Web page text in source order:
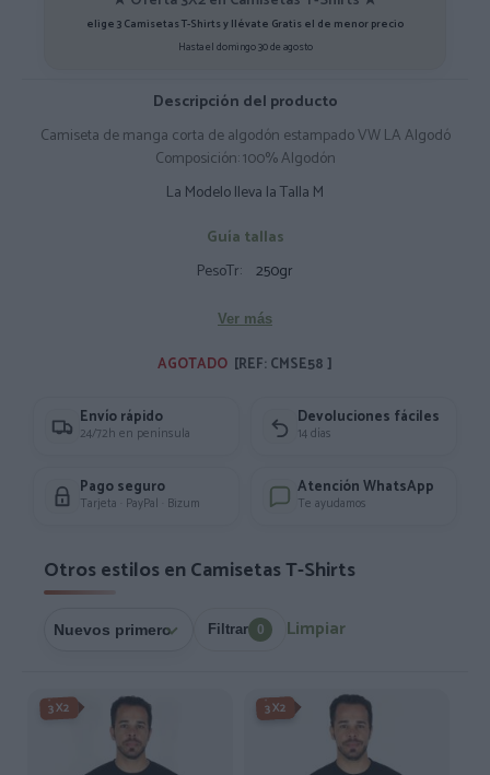
elige 3 Camisetas T-Shirts y llévate Gratis el de menor precio
Hasta el domingo 30 de agosto
Descripción del producto
Camiseta de manga corta de algodón estampado VW LA Algodó
Composición: 100% Algodón
La Modelo lleva la Talla M
Guía tallas
PesoTr: 250gr
Ver más
AGOTADO [REF: CMSE58 ]
Envío rápido
24/72h en península
Devoluciones fáciles
14 días
Pago seguro
Tarjeta · PayPal · Bizum
Atención WhatsApp
Te ayudamos
Otros estilos en Camisetas T-Shirts
Filtrar 0 Limpiar
3X2 -3X2%
3X2